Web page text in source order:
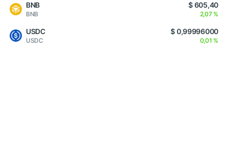
BNB
BNB
$ 605,40
2,07 %
USDC
USDC
$ 0,99996000
0,01 %